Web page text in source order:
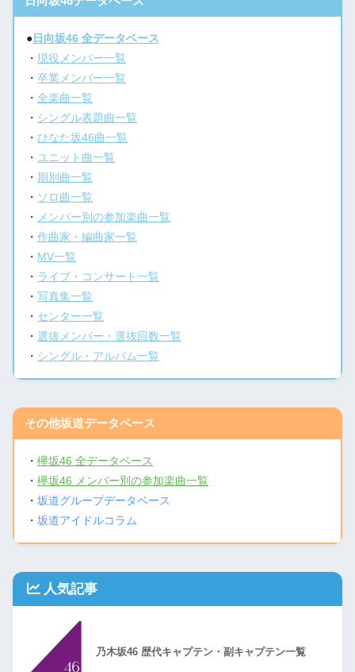
● 日向坂46 全データベース
・現役メンバー一覧
・卒業メンバー一覧
・全楽曲一覧
・ シングル表題曲一覧
・ひなた坂46曲一覧
・ ユニット曲一覧
・期別曲一覧
・ ソロ曲一覧
・ メンバー別の参加楽曲一覧
・作曲家・編曲家一覧
・ MV一覧
・ ライブ・コンサート一覧
・写真集一覧
・ センター一覧
・選抜メンバー・選抜回数一覧
・ シングル・アルバム一覧
その他坂道データベース
・欅坂46 全データベース
・欅坂46 メンバー別の参加楽曲一覧
・坂道グループデータベース
・坂道アイドルコラム
人気記事
乃木坂46 歴代キャプテン・副キャプテン一覧